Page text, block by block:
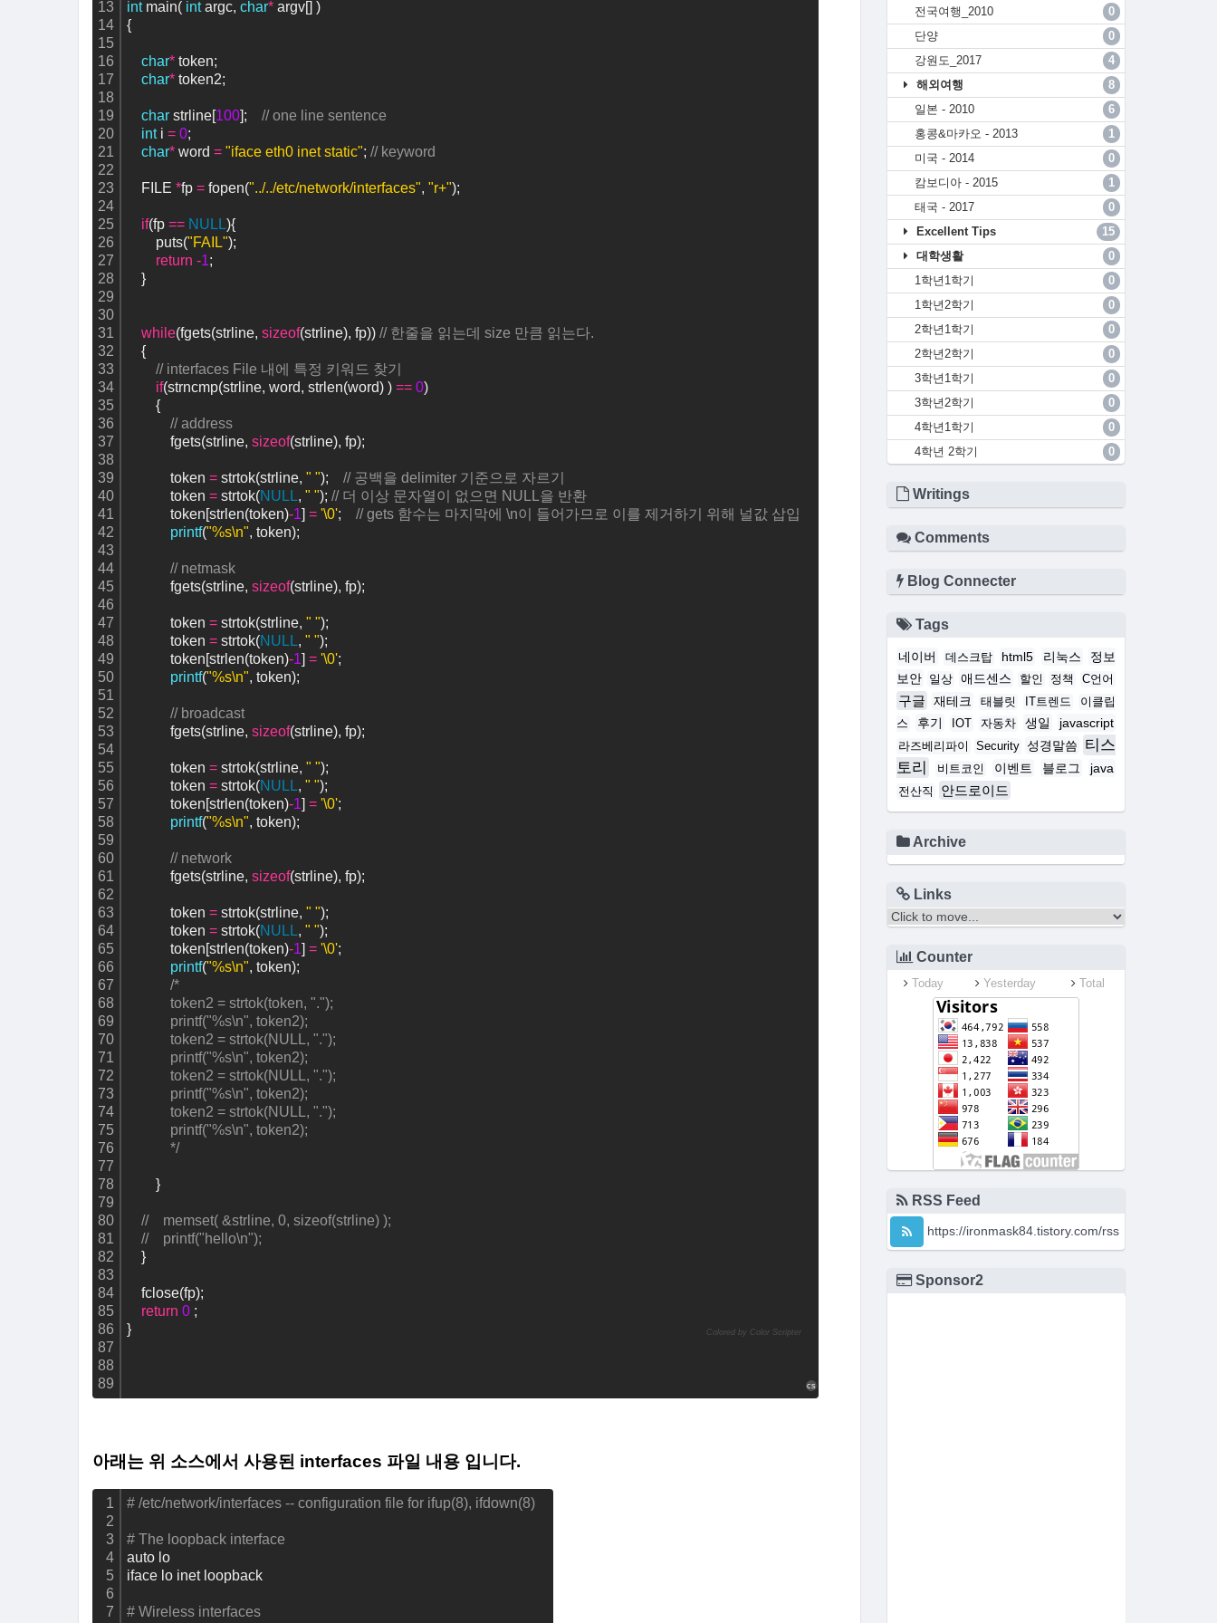
13
14
15
16
17
18
19
20
21
22
23
24
25
26
27
28
29
30
31
32
33
34
35
36
37
38
39
40
41
42
43
44
45
46
47
48
49
50
51
52
53
54
55
56
57
58
59
60
61
62
63
64
65
66
67
68
69
70
71
72
73
74
75
76
77
78
79
80
81
82
83
84
85
86
87
88
89
int main( int argc, char* argv[] )
{
char* token;
char* token2;
char strline[100]; // one line sentence
int i = 0;
char* word = "iface eth0 inet static"; // keyword
FILE *fp = fopen("../../etc/network/interfaces", "r+");
if(fp == NULL){
puts("FAIL");
return -1;
}
while(fgets(strline, sizeof(strline), fp)) // 한줄을 읽는데 size 만큼 읽는다.
{
// interfaces File 내에 특정 키워드 찾기
if(strncmp(strline, word, strlen(word) ) == 0)
{
// address
fgets(strline, sizeof(strline), fp);
token = strtok(strline, " "); // 공백을 delimiter 기준으로 자르기
token = strtok(NULL, " "); // 더 이상 문자열이 없으면 NULL을 반환
token[strlen(token)-1] = '\0'; // gets 함수는 마지막에 \n이 들어가므로 이를 제거하기 위해 널값 삽입
printf("%s\n", token);
// netmask
fgets(strline, sizeof(strline), fp);
token = strtok(strline, " ");
token = strtok(NULL, " ");
token[strlen(token)-1] = '\0';
printf("%s\n", token);
// broadcast
fgets(strline, sizeof(strline), fp);
token = strtok(strline, " ");
token = strtok(NULL, " ");
token[strlen(token)-1] = '\0';
printf("%s\n", token);
// network
fgets(strline, sizeof(strline), fp);
token = strtok(strline, " ");
token = strtok(NULL, " ");
token[strlen(token)-1] = '\0';
printf("%s\n", token);
/*
token2 = strtok(token, ".");
printf("%s\n", token2);
token2 = strtok(NULL, ".");
printf("%s\n", token2);
token2 = strtok(NULL, ".");
printf("%s\n", token2);
token2 = strtok(NULL, ".");
printf("%s\n", token2);
*/
}
//    memset( &strline, 0, sizeof(strline) );
//    printf("hello\n");
}
fclose(fp);
return 0 ;
}
Colored by Color Scripter
cs
아래는 위 소스에서 사용된 interfaces 파일 내용 입니다.
1
2
3
4
5
6
7
# /etc/network/interfaces -- configuration file for ifup(8), ifdown(8)
# The loopback interface
auto lo
iface lo inet loopback
# Wireless interfaces
전국여행_2010
0
단양
0
강원도_2017
4
해외여행
8
일본 - 2010
6
홍콩&마카오 - 2013
1
미국 - 2014
0
캄보디아 - 2015
1
태국 - 2017
0
Excellent Tips
15
대학생활
0
1학년1학기
0
1학년2학기
0
2학년1학기
0
2학년2학기
0
3학년1학기
0
3학년2학기
0
4학년1학기
0
4학년 2학기
0
Writings
Comments
Blog Connecter
Tags
네이버 데스크탑 html5 리눅스
정보
보안
일상 애드센스 할인 정책 C언어
구글 재테크 태블릿 IT트렌드
이클립
스
후기 IOT 자동차 생일 javascript
라즈베리파이 Security 성경말씀
티스
토리
비트코인 이벤트 블로그 java
전산직 안드로이드
Archive
Links
Counter
Today Yesterday Total
RSS Feed
https://ironmask84.tistory.com/rss
Sponsor2